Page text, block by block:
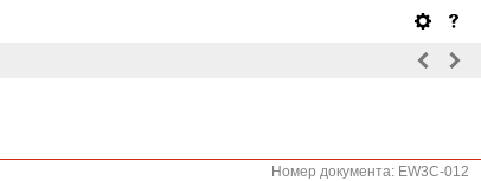
Номер документа: EW3C-012